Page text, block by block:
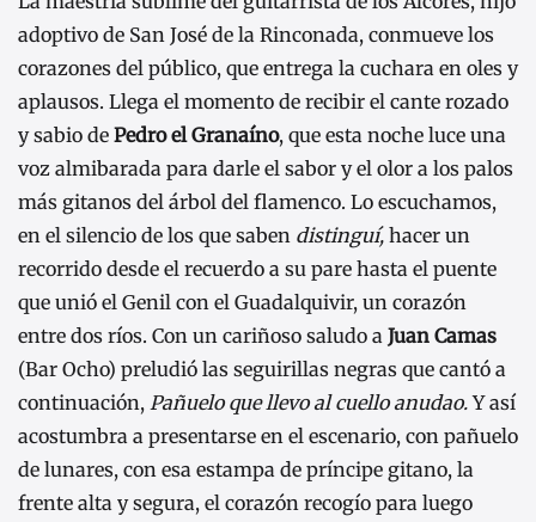
adoptivo de San José de la Rinconada, conmueve los
corazones del público, que entrega la cuchara en oles y
aplausos. Llega el momento de recibir el cante rozado
y sabio de Pedro el Granaíno, que esta noche luce una
voz almibarada para darle el sabor y el olor a los palos
más gitanos del árbol del flamenco. Lo escuchamos,
en el silencio de los que saben distinguí, hacer un
recorrido desde el recuerdo a su pare hasta el puente
que unió el Genil con el Guadalquivir, un corazón
entre dos ríos. Con un cariñoso saludo a Juan Camas
(Bar Ocho) preludió las seguirillas negras que cantó a
continuación, Pañuelo que llevo al cuello anudao.Y así
acostumbra a presentarse en el escenario, con pañuelo
de lunares, con esa estampa de príncipe gitano, la
frente alta y segura, el corazón recogío para luego